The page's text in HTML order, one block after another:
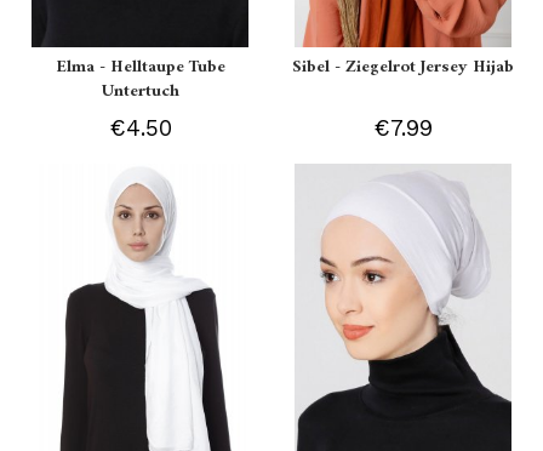
Elma - Helltaupe Tube
Untertuch
€4.50
Sibel - Ziegelrot Jersey Hijab
€7.99